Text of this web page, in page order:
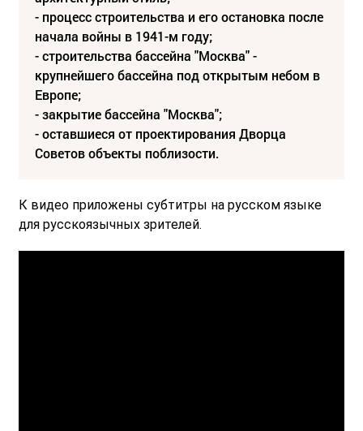
- процесс строительства и его остановка после
начала войны в 1941-м году;
- строительства бассейна "Москва" -
крупнейшего бассейна под открытым небом в
Европе;
- закрытие бассейна "Москва";
- оставшиеся от проектирования Дворца
Советов объекты поблизости.
К видео приложены субтитры на русском языке
для русскоязычных зрителей.